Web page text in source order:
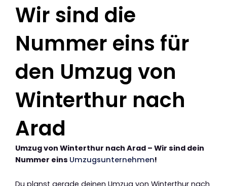
Wir sind die
Nummer eins für
den Umzug von
Winterthur nach
Arad
Umzug von Winterthur nach Arad – Wir sind dein
Nummer eins Umzugsunternehmen!